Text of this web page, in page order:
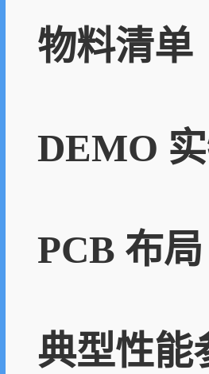
物料清单
DEMO
PCB 布局
典型性能